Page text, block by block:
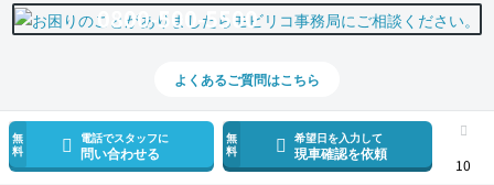
無
料
電話でスタッフに
問い合わせる
無
料
希望日を入力して
現車確認を依頼
10
0800-500-5500
よくあるご質問はこちら